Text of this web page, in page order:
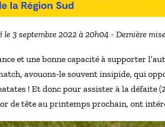
le 3 septembre 2022 à 20h04 - Dernière
et une bonne capacité à supporter
avouons-le souvent insipide, qui
! Et donc pour assister à la défaite
de tête au printemps prochain, ont